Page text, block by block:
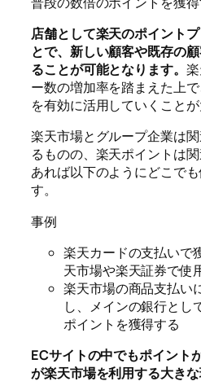
店舗として楽天のポイント
とで、新しい顧客や既存の
ることが可能となります。
ー数の増加率を踏まえた上
を有効に活用していくことが
楽天市場とグループ企業は
るものの、楽天ポイントは
あれば以下のようにどこで
す。
事例
楽天カードの支払いで
天市場や楽天証券で使
楽天市場の商品支払い
し、メインの銀行とし
ポイントを獲得する
ECサイトの中でもポイント
が楽天市場を利用する大きな